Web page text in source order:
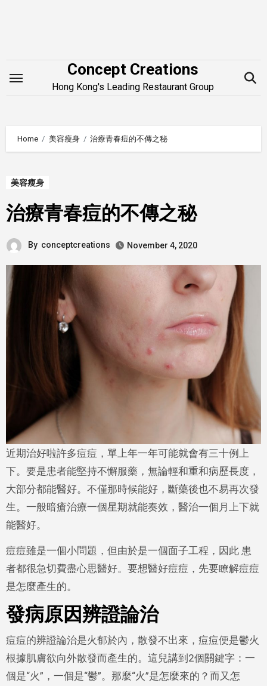
Concept Creations
Hong Kong's Leading Restaurant Group
Home 美容瘦身 治療青春痘的不傳之秘
美容瘦身
治療青春痘的不傳之秘
By conceptcreations November 4, 2020
近期治好啦許多痘痘，單上年一年可能就會有三十例上
下。要是患者能堅持不懈服藥，無論輕和重和病歷長度，
大部分都能醫好。不僅那時候能好，斷藥後也不易再次發
生。一般暗瘡治療一個星期就能奏效，醫治一個月上下就
能醫好。
痘痘雖是一個小問題，但由於是一個面子工程，因此 患
者都很急切費盡心思醫好。要想醫好痘痘，先要瞭解痘痘
是怎麼產生的。
發病原因辨證論治
痘痘的辨證論治是火郁於內，散發不出來，痘痘便是鬱火
根據肌膚欲向外散發而產生的。這兒講到2個關鍵字：一
個是“火”，一個是“鬱”。那麼“火”是怎麼來的？而又怎